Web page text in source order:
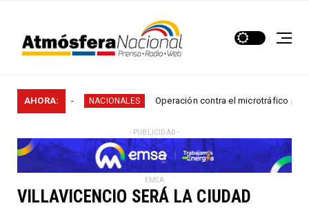
AHORA:NACIONALES Operación contra el microtráfico permitió que
- PUBLICIDAD -
EMSA
VILLAVICENCIO SERÁ LA CIUDAD